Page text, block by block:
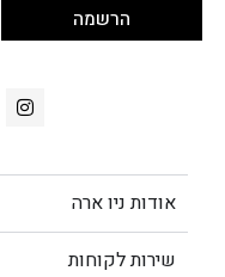
הרשמה
אודות ניו ארה
שירות לקוחות